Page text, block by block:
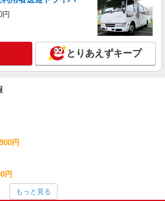
円
とりあえずキープ
円
円
ョン管理員1,390円
もっと見る